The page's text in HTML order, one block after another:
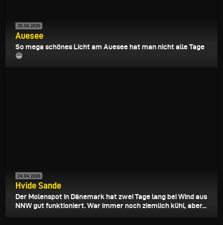
29.04.2026
Auesee
So mega schönes Licht am Auesee hat man nicht alle Tage
😁
24.04.2026
Hvide Sande
Der Molenspot in Dänemark hat zwei Tage lang bei Wind aus
NNW gut funktioniert. War immer noch ziemlich kühl, aber...